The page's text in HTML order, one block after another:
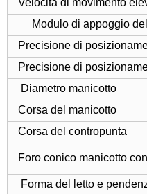
Velocità di movimento
Modulo di appoggio
Precisione di
Precisione di
Diametro manicotto
Corsa del manicotto
Corsa del contropunta
Foro conico manicotto
Forma del letto e